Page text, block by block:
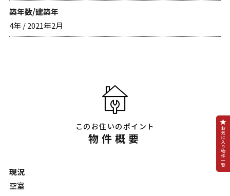
築年数/建築年
4年 / 2021年2月
このお住いのポイント
物件概要
現況
空室